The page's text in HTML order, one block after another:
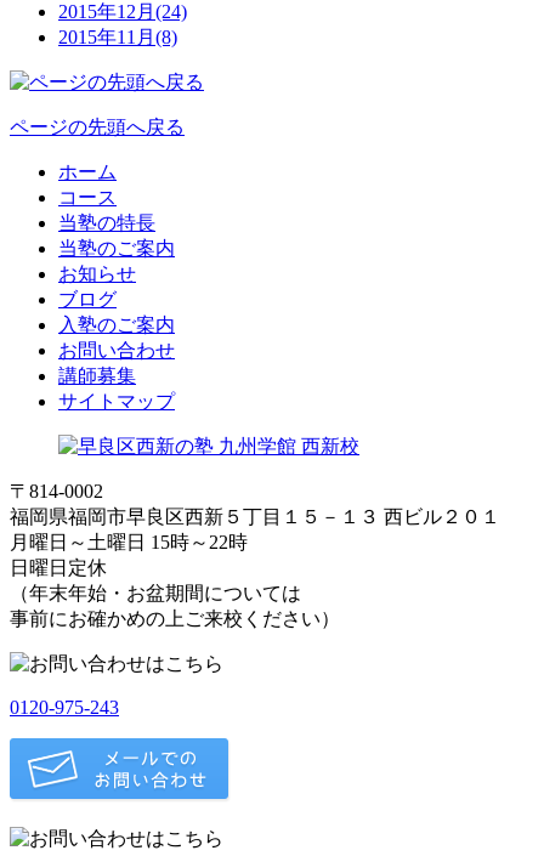
2015年12月(24)
2015年11月(8)
ページの先頭へ戻る
ホーム
コース
当塾の特長
当塾のご案内
お知らせ
ブログ
入塾のご案内
お問い合わせ
講師募集
サイトマップ
〒814-0002
福岡県福岡市早良区西新５丁目１５－１３ 西ビル２０１
月曜日～土曜日 15時～22時
日曜日定休
（年末年始・お盆期間については
事前にお確かめの上ご来校ください）
0120-975-243